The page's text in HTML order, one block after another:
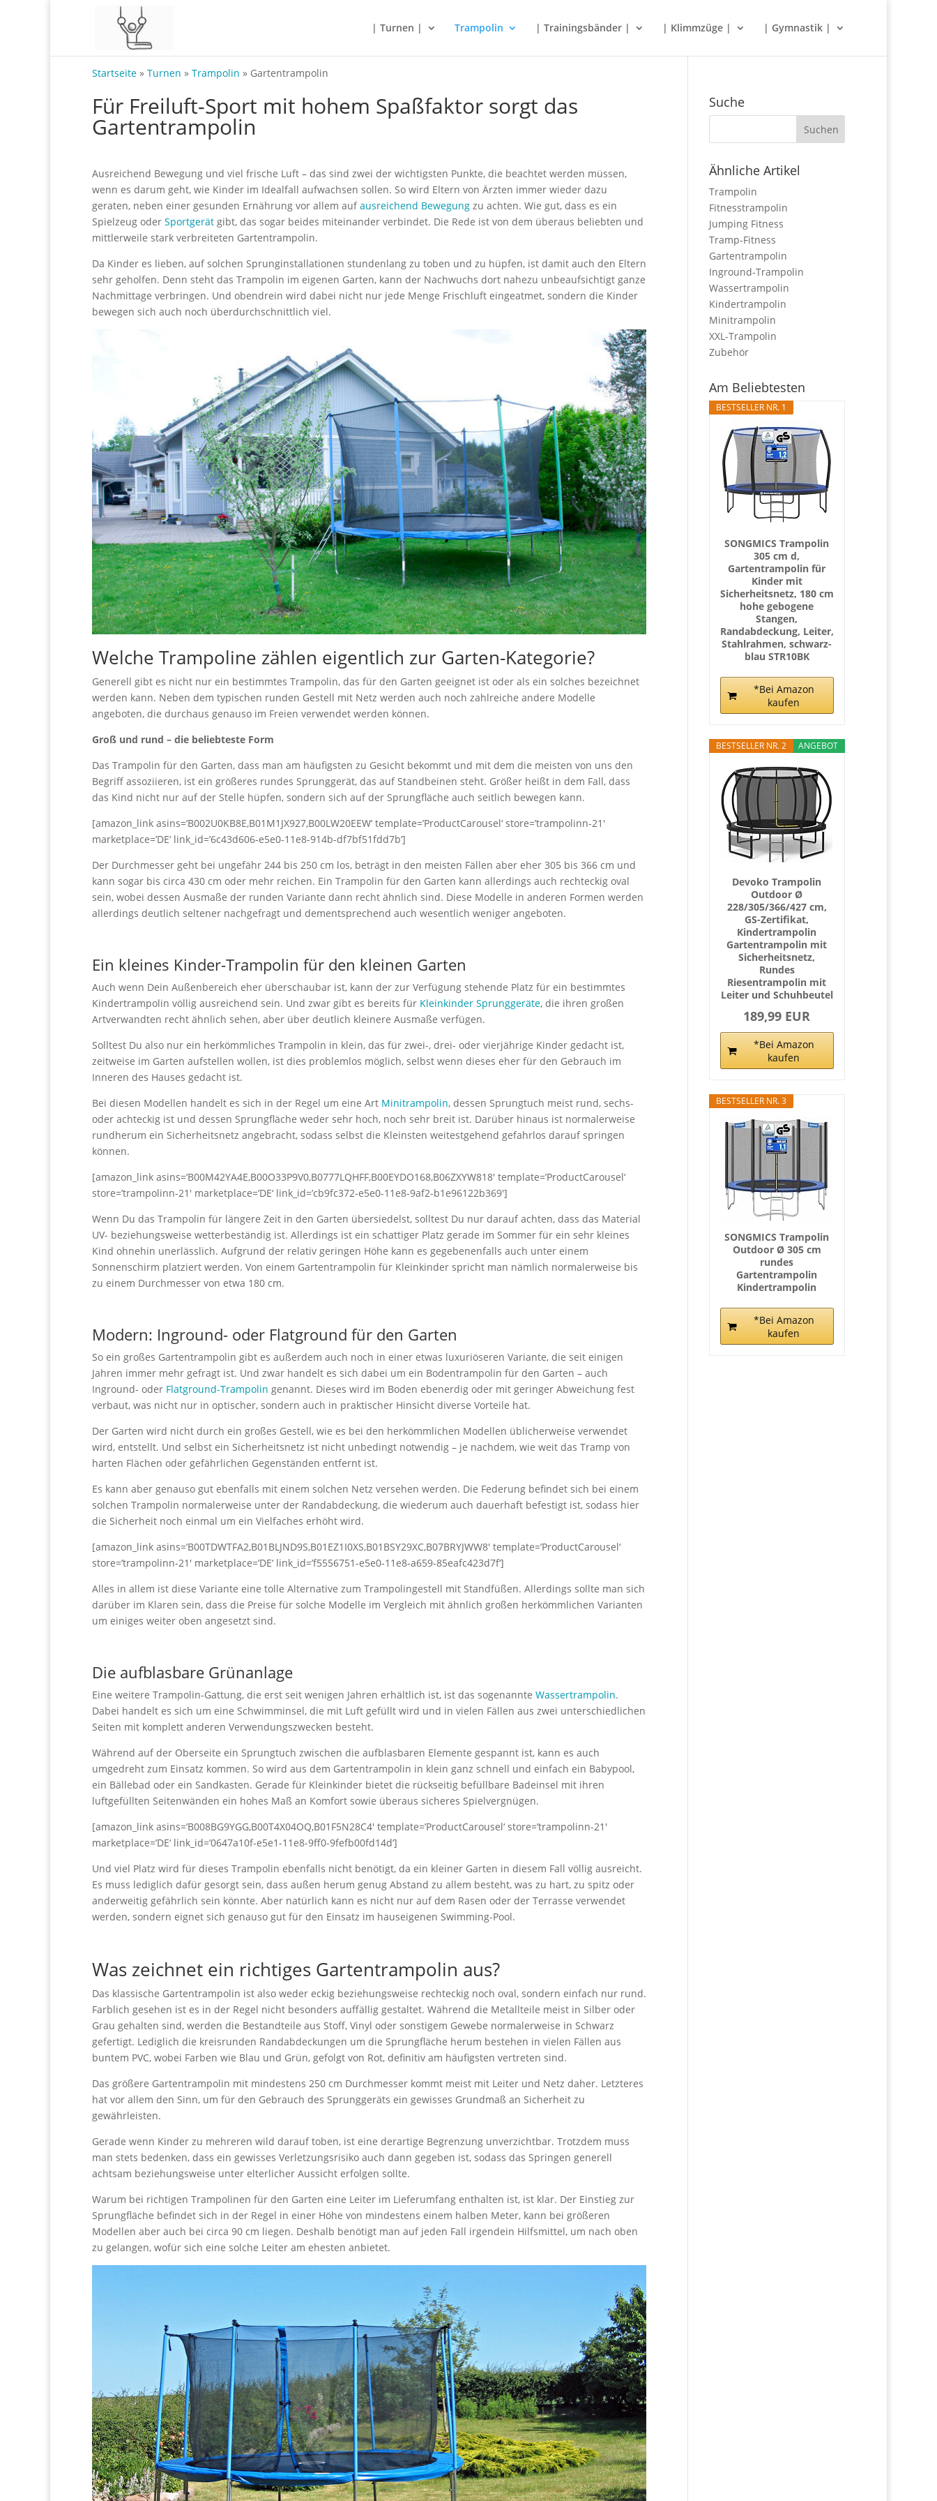
| Turnen | Trampolin | Trainingsbänder | | Klimmzüge | | Gymnastik |
Startseite » Turnen » Trampolin » Gartentrampolin
Für Freiluft-Sport mit hohem Spaßfaktor sorgt das
Gartentrampolin
Ausreichend Bewegung und viel frische Luft – das sind zwei der wichtigsten Punkte, die beachtet werden müssen,
wenn es darum geht, wie Kinder im Idealfall aufwachsen sollen. So wird Eltern von Ärzten immer wieder dazu
geraten, neben einer gesunden Ernährung vor allem aufausreichend Bewegung zu achten. Wie gut, dass es ein
Spielzeug oder Sportgerät gibt, das sogar beides miteinander verbindet. Die Rede ist von dem überaus beliebten und
mittlerweile stark verbreiteten Gartentrampolin.
Da Kinder es lieben, auf solchen Sprunginstallationen stundenlang zu toben und zu hüpfen, ist damit auch den Eltern
sehr geholfen. Denn steht das Trampolin im eigenen Garten, kann der Nachwuchs dort nahezu unbeaufsichtigt ganze
Nachmittage verbringen. Und obendrein wird dabei nicht nur jede Menge Frischluft eingeatmet, sondern die Kinder
bewegen sich auch noch überdurchschnittlich viel.
Welche Trampoline zählen eigentlich zur Garten-Kategorie?
Generell gibt es nicht nur ein bestimmtes Trampolin, das für den Garten geeignet ist oder als ein solches bezeichnet
werden kann. Neben dem typischen runden Gestell mit Netz werden auch noch zahlreiche andere Modelle
angeboten, die durchaus genauso im Freien verwendet werden können.
Groß und rund – die beliebteste Form
Das Trampolin für den Garten, dass man am häufigsten zu Gesicht bekommt und mit dem die meisten von uns den
Begriff assoziieren, ist ein größeres rundes Sprunggerät, das auf Standbeinen steht. Größer heißt in dem Fall, dass
das Kind nicht nur auf der Stelle hüpfen, sondern sich auf der Sprungfläche auch seitlich bewegen kann.
[amazon_link asins=’B002U0KB8E,B01M1JX927,B00LW20EEW‘ template=’ProductCarousel‘ store=’trampolinn-21′
marketplace=’DE‘ link_id=’6c43d606-e5e0-11e8-914b-df7bf51fdd7b‘]
Der Durchmesser geht bei ungefähr 244 bis 250 cm los, beträgt in den meisten Fällen aber eher 305 bis 366 cm und
kann sogar bis circa 430 cm oder mehr reichen. Ein Trampolin für den Garten kann allerdings auch rechteckig oval
sein, wobei dessen Ausmaße der runden Variante dann recht ähnlich sind. Diese Modelle in anderen Formen werden
allerdings deutlich seltener nachgefragt und dementsprechend auch wesentlich weniger angeboten.
Ein kleines Kinder-Trampolin für den kleinen Garten
Auch wenn Dein Außenbereich eher überschaubar ist, kann der zur Verfügung stehende Platz für ein bestimmtes
Kindertrampolin völlig ausreichend sein. Und zwar gibt es bereits für Kleinkinder Sprunggeräte, die ihren großen
Artverwandten recht ähnlich sehen, aber über deutlich kleinere Ausmaße verfügen.
Solltest Du also nur ein herkömmliches Trampolin in klein, das für zwei-, drei- oder vierjährige Kinder gedacht ist,
zeitweise im Garten aufstellen wollen, ist dies problemlos möglich, selbst wenn dieses eher für den Gebrauch im
Inneren des Hauses gedacht ist.
Bei diesen Modellen handelt es sich in der Regel um eine Art Minitrampolin, dessen Sprungtuch meist rund, sechs-
oder achteckig ist und dessen Sprungfläche weder sehr hoch, noch sehr breit ist. Darüber hinaus ist normalerweise
rundherum ein Sicherheitsnetz angebracht, sodass selbst die Kleinsten weitestgehend gefahrlos darauf springen
können.
[amazon_link asins=’B00M42YA4E,B00O33P9V0,B0777LQHFF,B00EYDO168,B06ZXYW818′ template=’ProductCarousel‘
store=’trampolinn-21′ marketplace=’DE‘ link_id=’cb9fc372-e5e0-11e8-9af2-b1e96122b369′]
Wenn Du das Trampolin für längere Zeit in den Garten übersiedelst, solltest Du nur darauf achten, dass das Material
UV- beziehungsweise wetterbeständig ist. Allerdings ist ein schattiger Platz gerade im Sommer für ein sehr kleines
Kind ohnehin unerlässlich. Aufgrund der relativ geringen Höhe kann es gegebenenfalls auch unter einem
Sonnenschirm platziert werden. Von einem Gartentrampolin für Kleinkinder spricht man nämlich normalerweise bis
zu einem Durchmesser von etwa 180 cm.
Modern: Inground- oder Flatground für den Garten
So ein großes Gartentrampolin gibt es außerdem auch noch in einer etwas luxuriöseren Variante, die seit einigen
Jahren immer mehr gefragt ist. Und zwar handelt es sich dabei um ein Bodentrampolin für den Garten – auch
Inground- oder Flatground-Trampolin genannt. Dieses wird im Boden ebenerdig oder mit geringer Abweichung fest
verbaut, was nicht nur in optischer, sondern auch in praktischer Hinsicht diverse Vorteile hat.
Der Garten wird nicht durch ein großes Gestell, wie es bei den herkömmlichen Modellen üblicherweise verwendet
wird, entstellt. Und selbst ein Sicherheitsnetz ist nicht unbedingt notwendig – je nachdem, wie weit das Tramp von
harten Flächen oder gefährlichen Gegenständen entfernt ist.
Es kann aber genauso gut ebenfalls mit einem solchen Netz versehen werden. Die Federung befindet sich bei einem
solchen Trampolin normalerweise unter der Randabdeckung, die wiederum auch dauerhaft befestigt ist, sodass hier
die Sicherheit noch einmal um ein Vielfaches erhöht wird.
[amazon_link asins=’B00TDWTFA2,B01BLJND9S,B01EZ1I0XS,B01BSY29XC,B07BRYJWW8′ template=’ProductCarousel‘
store=’trampolinn-21′ marketplace=’DE‘ link_id=’f5556751-e5e0-11e8-a659-85eafc423d7f‘]
Alles in allem ist diese Variante eine tolle Alternative zum Trampolingestell mit Standfüßen. Allerdings sollte man sich
darüber im Klaren sein, dass die Preise für solche Modelle im Vergleich mit ähnlich großen herkömmlichen Varianten
um einiges weiter oben angesetzt sind.
Die aufblasbare Grünanlage
Eine weitere Trampolin-Gattung, die erst seit wenigen Jahren erhältlich ist, ist das sogenannte Wassertrampolin.
Dabei handelt es sich um eine Schwimminsel, die mit Luft gefüllt wird und in vielen Fällen aus zwei unterschiedlichen
Seiten mit komplett anderen Verwendungszwecken besteht.
Während auf der Oberseite ein Sprungtuch zwischen die aufblasbaren Elemente gespannt ist, kann es auch
umgedreht zum Einsatz kommen. So wird aus dem Gartentrampolin in klein ganz schnell und einfach ein Babypool,
ein Bällebad oder ein Sandkasten. Gerade für Kleinkinder bietet die rückseitig befüllbare Badeinsel mit ihren
luftgefüllten Seitenwänden ein hohes Maß an Komfort sowie überaus sicheres Spielvergnügen.
[amazon_link asins=’B008BG9YGG,B00T4X04OQ,B01F5N28C4′ template=’ProductCarousel‘ store=’trampolinn-21′
marketplace=’DE‘ link_id=’0647a10f-e5e1-11e8-9ff0-9fefb00fd14d‘]
Und viel Platz wird für dieses Trampolin ebenfalls nicht benötigt, da ein kleiner Garten in diesem Fall völlig ausreicht.
Es muss lediglich dafür gesorgt sein, dass außen herum genug Abstand zu allem besteht, was zu hart, zu spitz oder
anderweitig gefährlich sein könnte. Aber natürlich kann es nicht nur auf dem Rasen oder der Terrasse verwendet
werden, sondern eignet sich genauso gut für den Einsatz im hauseigenen Swimming-Pool.
Was zeichnet ein richtiges Gartentrampolin aus?
Das klassische Gartentrampolin ist also weder eckig beziehungsweise rechteckig noch oval, sondern einfach nur rund.
Farblich gesehen ist es in der Regel nicht besonders auffällig gestaltet. Während die Metallteile meist in Silber oder
Grau gehalten sind, werden die Bestandteile aus Stoff, Vinyl oder sonstigem Gewebe normalerweise in Schwarz
gefertigt. Lediglich die kreisrunden Randabdeckungen um die Sprungfläche herum bestehen in vielen Fällen aus
buntem PVC, wobei Farben wie Blau und Grün, gefolgt von Rot, definitiv am häufigsten vertreten sind.
Das größere Gartentrampolin mit mindestens 250 cm Durchmesser kommt meist mit Leiter und Netz daher. Letzteres
hat vor allem den Sinn, um für den Gebrauch des Sprunggeräts ein gewisses Grundmaß an Sicherheit zu
gewährleisten.
Gerade wenn Kinder zu mehreren wild darauf toben, ist eine derartige Begrenzung unverzichtbar. Trotzdem muss
man stets bedenken, dass ein gewisses Verletzungsrisiko auch dann gegeben ist, sodass das Springen generell
achtsam beziehungsweise unter elterlicher Aussicht erfolgen sollte.
Warum bei richtigen Trampolinen für den Garten eine Leiter im Lieferumfang enthalten ist, ist klar. Der Einstieg zur
Sprungfläche befindet sich in der Regel in einer Höhe von mindestens einem halben Meter, kann bei größeren
Modellen aber auch bei circa 90 cm liegen. Deshalb benötigt man auf jeden Fall irgendein Hilfsmittel, um nach oben
zu gelangen, wofür sich eine solche Leiter am ehesten anbietet.
Suche
Ähnliche Artikel
Trampolin
Fitnesstrampolin
Jumping Fitness
Tramp-Fitness
Gartentrampolin
Inground-Trampolin
Wassertrampolin
Kindertrampolin
Minitrampolin
XXL-Trampolin
Zubehör
Am Beliebtesten
BESTSELLER NR. 1
SONGMICS Trampolin
305 cm d,
Gartentrampolin für
Kinder mit
Sicherheitsnetz, 180 cm
hohe gebogene
Stangen,
Randabdeckung, Leiter,
Stahlrahmen, schwarz-
blau STR10BK
*Bei Amazon
kaufen
ANGEBOT
BESTSELLER NR. 2
Devoko Trampolin
Outdoor Ø
228/305/366/427 cm,
GS-Zertifikat,
Kindertrampolin
Gartentrampolin mit
Sicherheitsnetz,
Rundes
Riesentrampolin mit
Leiter und Schuhbeutel
189,99 EUR
*Bei Amazon
kaufen
BESTSELLER NR. 3
SONGMICS Trampolin
Outdoor Ø 305 cm
rundes
Gartentrampolin
Kindertrampolin
*Bei Amazon
kaufen